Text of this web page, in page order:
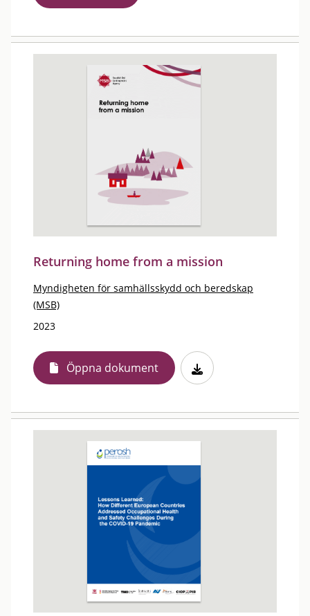
Returning home from a mission
Myndigheten för samhällsskydd och beredskap
(MSB)
2023
Öppna dokument